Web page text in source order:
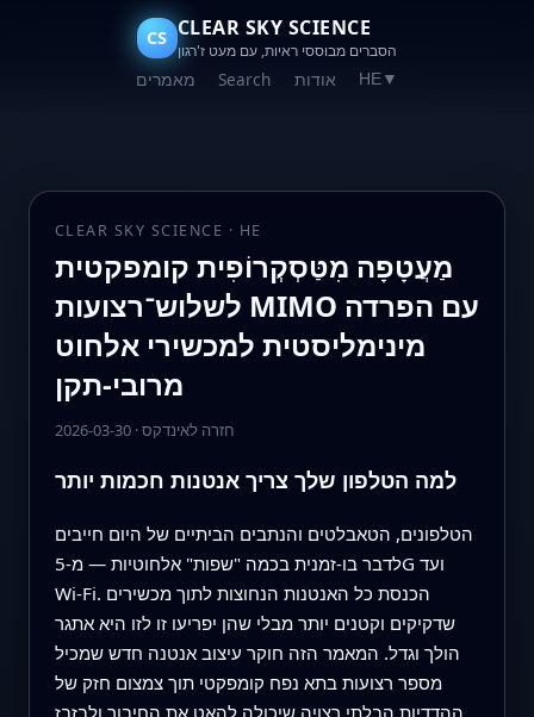
CS CLEAR SKY SCIENCE
הסברים מבוססי ראיות, עם מעט ז'רגון
מאמרים Search אודות HE▼
CLEAR SKY SCIENCE · HE
מַעֲטָפָה מִטַּסְקְרוֹפִית קומפקטית
לשלוש־רצועות MIMO עם הפרדה
מינימליסטית למכשירי אלחוט
מרובי‑תקן
2026-03-30·חזרה לאינדקס
למה הטלפון שלך צריך אנטנות חכמות יותר
הטלפונים, הטאבלטים והנתבים הביתיים של היום חייבים
לדבר בו‑זמנית בכמה "שפות" אלחוטיות — מ‑5G ועד
Wi‑Fi. הכנסת כל האנטנות הנחוצות לתוך מכשירים
שדקיקים וקטנים יותר מבלי שהן יפריעו זו לזו היא אתגר
הולך וגדל. המאמר הזה חוקר עיצוב אנטנה חדש שמכיל
מספר רצועות בתא נפח קומפקטי תוך צמצום חזק של
ההדדיות הבלתי רצויה שיכולה להאט את החיבור ולבזבז